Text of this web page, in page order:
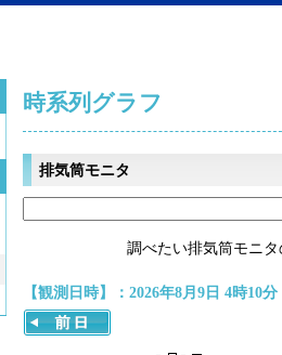
時系列グラフ
排気筒モニタ
調べたい排気筒モニ
【観測日時】：2026年8月9日 4時10分